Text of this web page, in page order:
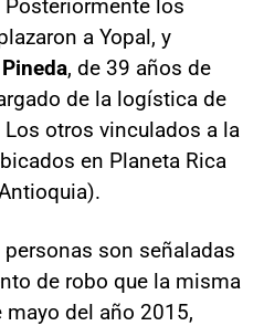
los
a Yopal, y
, de 39 años de
de la logística de
otros vinculados a la
en Planeta Rica
son señaladas
de robo que la misma
del año 2015,